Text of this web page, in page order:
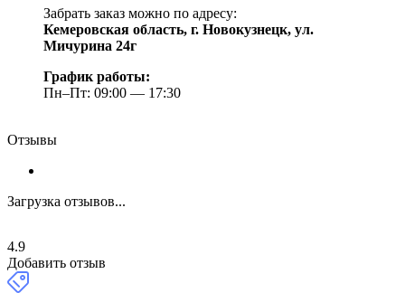
Забрать заказ можно по адресу:
Кемеровская область, г. Новокузнецк, ул.
Мичурина 24г
График работы:
Пн–Пт: 09:00 — 17:30
Отзывы
Загрузка отзывов...
4.9
Добавить отзыв